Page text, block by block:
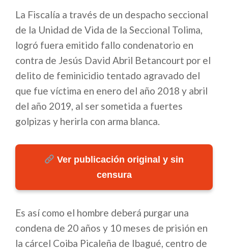
La Fiscalía a través de un despacho seccional
de la Unidad de Vida de la Seccional Tolima,
logró fuera emitido fallo condenatorio en
contra de Jesús David Abril Betancourt por el
delito de feminicidio tentado agravado del
que fue víctima en enero del año 2018 y abril
del año 2019, al ser sometida a fuertes
golpizas y herirla con arma blanca.
Ver publicación original y sin
censura
Es así como el hombre deberá purgar una
condena de 20 años y 10 meses de prisión en
la cárcel Coiba Picaleña de Ibagué, centro de